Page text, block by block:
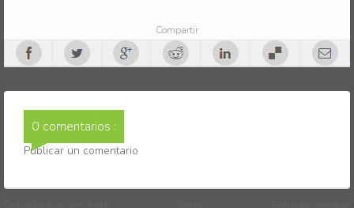
Compartir
0 comentarios :
Publicar un comentario